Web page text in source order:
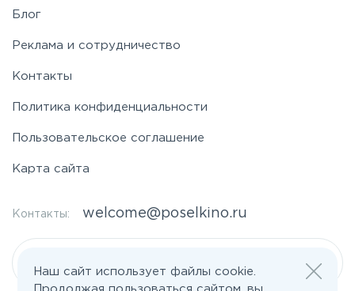
Блог
Реклама и сотрудничество
Контакты
Политика конфиденциальности
Пользовательское соглашение
Карта сайта
Контакты: welcome@poselkino.ru
Наш сайт использует файлы cookie.